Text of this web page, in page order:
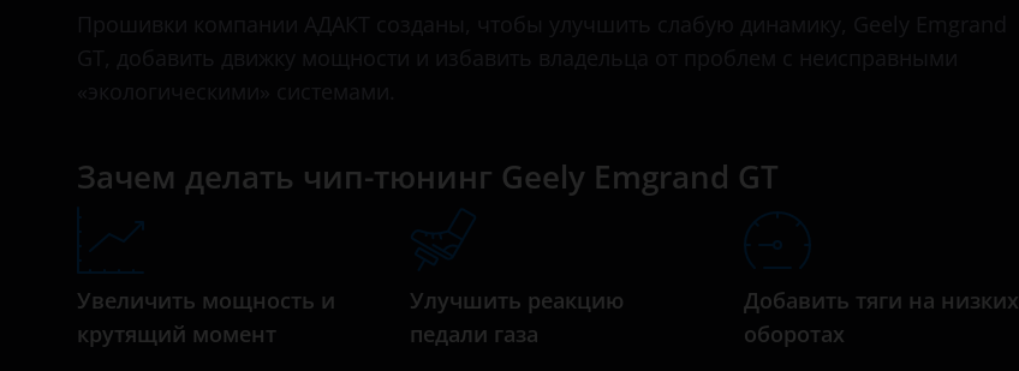
BYD
Chery
Emgrand EC8
Emgrand X7 2.0
Зачем делать чип-тюнинг Geely Emgrand GT
Увеличить мощность и
крутящий момент
Улучшить реакцию
педали газа
Добавить тяги на низких
оборотах